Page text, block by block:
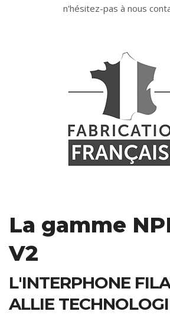
n'hésitez-pas à nous
La gamme
V2
L'INTERPHONE
ALLIE